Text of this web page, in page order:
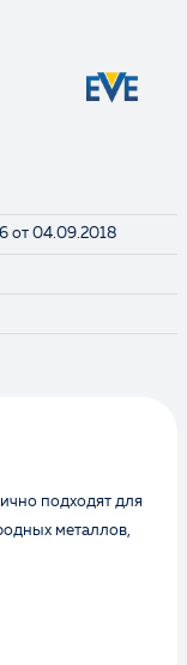
от 04.09.2018
подходят для
металлов,